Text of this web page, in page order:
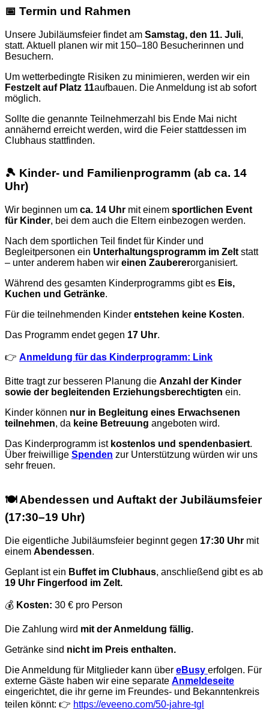
📅 Termin und Rahmen
Unsere Jubiläumsfeier findet am Samstag, den 11. Juli,
statt. Aktuell planen wir mit 150–180 Besucherinnen und
Besuchern.
Um wetterbedingte Risiken zu minimieren, werden wir ein
Festzelt auf Platz 11aufbauen. Die Anmeldung ist ab sofort
möglich.
Sollte die genannte Teilnehmerzahl bis Ende Mai nicht
annähernd erreicht werden, wird die Feier stattdessen im
Clubhaus stattfinden.
🎾 Kinder- und Familienprogramm (ab ca. 14
Uhr)
Wir beginnen um ca. 14 Uhr mit einem sportlichen Event
für Kinder, bei dem auch die Eltern einbezogen werden.
Nach dem sportlichen Teil findet für Kinder und
Begleitpersonen ein Unterhaltungsprogramm im Zelt statt
– unter anderem haben wir einen Zaubererorganisiert.
Während des gesamten Kinderprogramms gibt es Eis,
Kuchen und Getränke.
Für die teilnehmenden Kinder entstehen keine Kosten.
Das Programm endet gegen 17 Uhr.
👉 Anmeldung für das Kinderprogramm: Link
Bitte tragt zur besseren Planung die Anzahl der Kinder
sowie der begleitenden Erziehungsberechtigten ein.
Kinder können nur in Begleitung eines Erwachsenen
teilnehmen, da keine Betreuung angeboten wird.
Das Kinderprogramm ist kostenlos und spendenbasiert.
Über freiwillige Spenden zur Unterstützung würden wir uns
sehr freuen.
🍽️ Abendessen und Auftakt der Jubiläumsfeier
(17:30–19 Uhr)
Die eigentliche Jubiläumsfeier beginnt gegen 17:30 Uhr mit
einem Abendessen.
Geplant ist ein Buffet im Clubhaus, anschließend gibt es ab
19 Uhr Fingerfood im Zelt.
💰 Kosten: 30 € pro Person
Die Zahlung wird mit der Anmeldung fällig.
Getränke sind nicht im Preis enthalten.
Die Anmeldung für Mitglieder kann über eBusy erfolgen. Für
externe Gäste haben wir eine separate Anmeldeseite
eingerichtet, die ihr gerne im Freundes- und Bekanntenkreis
teilen könnt: 👉 https://eveeno.com/50-jahre-tgl